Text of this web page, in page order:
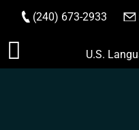
Saltar
(240) 673-2933
U.S.